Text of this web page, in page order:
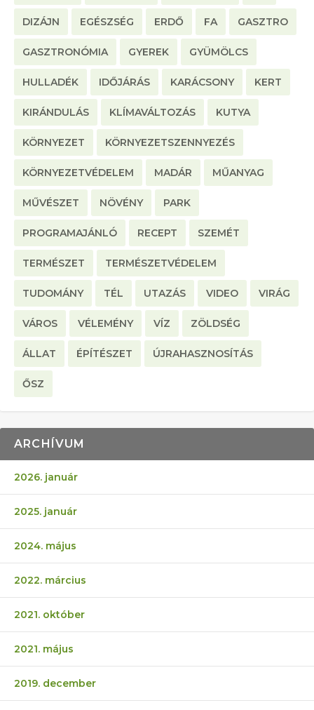
DIZÁJN EGÉSZSÉG ERDŐ FA GASZTRO
GASZTRONÓMIA GYEREK GYÜMÖLCS
HULLADÉK IDŐJÁRÁS KARÁCSONY KERT
KIRÁNDULÁS KLÍMAVÁLTOZÁS KUTYA
KÖRNYEZET KÖRNYEZETSZENNYEZÉS
KÖRNYEZETVÉDELEM MADÁR MŰANYAG
MŰVÉSZET NÖVÉNY PARK
PROGRAMAJÁNLÓ RECEPT SZEMÉT
TERMÉSZET TERMÉSZETVÉDELEM
TUDOMÁNY TÉL UTAZÁS VIDEO VIRÁG
VÁROS VÉLEMÉNY VÍZ ZÖLDSÉG
ÁLLAT ÉPÍTÉSZET ÚJRAHASZNOSÍTÁS
ŐSZ
ARCHÍVUM
2026. január
2025. január
2024. május
2022. március
2021. október
2021. május
2019. december